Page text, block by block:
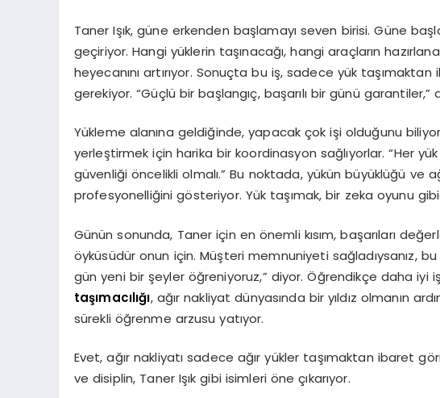
Taner Işık, güne erkenden başlamayı seven birisi. Güne
geçiriyor. Hangi yüklerin taşınacağı, hangi araçların
heyecanını artırıyor. Sonuçta bu iş, sadece yük
gerekiyor. “Güçlü bir başlangıç, başarılı bir günü garantiler,”
Yükleme alanına geldiğinde, yapacak çok işi olduğunu
yerleştirmek için harika bir koordinasyon sağlıyorlar. “Her yük
güvenliği öncelikli olmalı.” Bu noktada, yükün büyüklüğü ve
profesyonelliğini gösteriyor. Yük taşımak, bir zeka oyunu
Günün sonunda, Taner için en önemli kısım, başarıları
öyküsüdür onun için. Müşteri memnuniyeti sağladıysanız,
gün yeni bir şeyler öğreniyoruz,” diyor. Öğrendikçe daha iyi
taşımacılığı, ağır nakliyat dünyasında bir yıldız olmanın
sürekli öğrenme arzusu yatıyor.
Evet, ağır nakliyatı sadece ağır yükler taşımaktan ibaret
ve disiplin, Taner Işık gibi isimleri öne çıkarıyor.